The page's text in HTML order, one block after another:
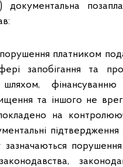
платником
запобігання та
та іншого не
на
підтвердження